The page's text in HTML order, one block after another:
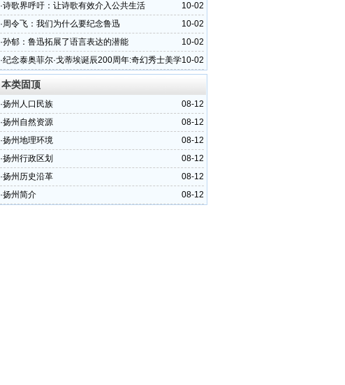
10-02
·诗歌界呼吁：让诗歌有效介入公共生活
10-02
·周令飞：我们为什么要纪念鲁迅
10-02
·孙郁：鲁迅拓展了语言表达的潜能
10-02
·纪念泰奥菲尔·戈蒂埃诞辰200周年:奇幻秀士美学
本类固顶
08-12
·扬州人口民族
08-12
·扬州自然资源
08-12
·扬州地理环境
08-12
·扬州行政区划
08-12
·扬州历史沿革
08-12
·扬州简介